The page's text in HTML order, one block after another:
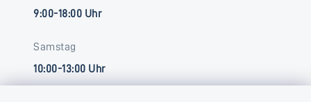
9:00-18:00 Uhr
Samstag
10:00-13:00 Uhr